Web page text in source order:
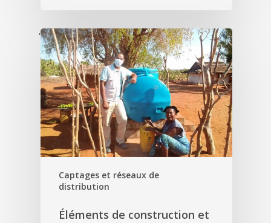
'
Captages et réseaux de
distribution
Éléments de construction et